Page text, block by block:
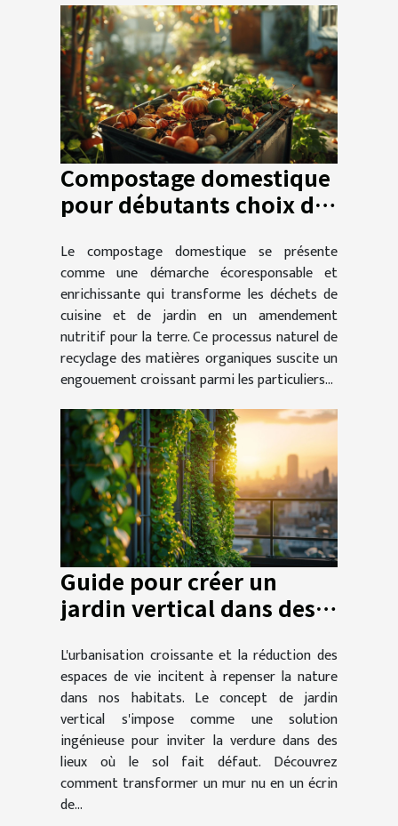
Compostage domestique
pour débutants choix du
pour un compost riche
Le compostage domestique se présente
comme une démarche écoresponsable et
enrichissante qui transforme les déchets de
cuisine et de jardin en un amendement
nutritif pour la terre. Ce processus naturel de
recyclage des matières organiques suscite un
engouement croissant parmi les particuliers...
Guide pour créer un
jardin vertical dans des
L'urbanisation croissante et la réduction des
espaces de vie incitent à repenser la nature
dans nos habitats. Le concept de jardin
vertical s'impose comme une solution
ingénieuse pour inviter la verdure dans des
lieux où le sol fait défaut. Découvrez
comment transformer un mur nu en un écrin
de...